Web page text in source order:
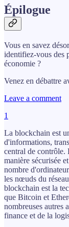
Épilogue
Vous en savez
identifiez-vous des
économie ?
Venez en débattre
Leave a comment
1
La blockchain est
d'informations,
central de contrôle.
manière sécurisée
nombre
les nœuds du
blockchain est la
que Bitcoin et
nombreuses autres
finance et de la